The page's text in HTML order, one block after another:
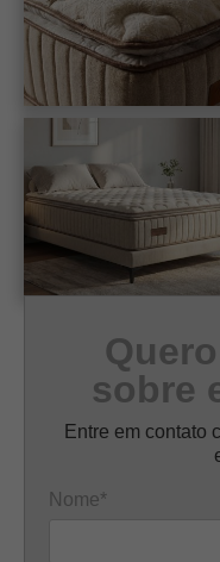
sobre
Entre em contato
Nome*